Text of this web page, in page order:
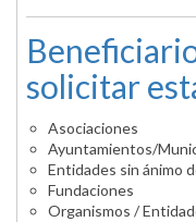
solicitar
Asociaciones
Ayuntamientos/
Entidades sin ánimo
Fundaciones
Organismos /